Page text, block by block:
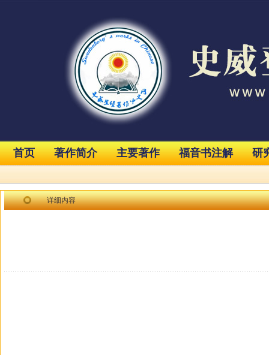
首页 著作简介 主要著作 福音书注解 研
详细内容